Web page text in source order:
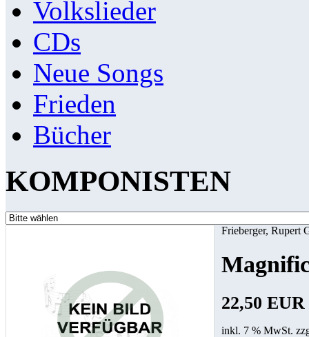
Volkslieder
CDs
Neue Songs
Frieden
Bücher
KOMPONISTEN
Frieberger, Rupert
22,50 EUR
inkl. 7 % MwSt.